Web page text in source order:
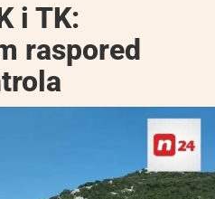
i TK:
raspored